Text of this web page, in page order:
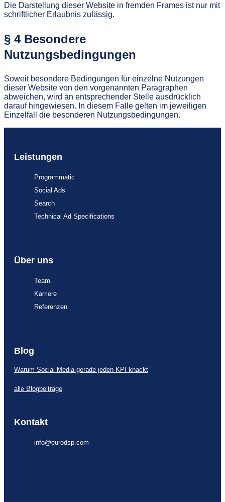
Die Darstellung dieser Website in fremden Frames ist nur mit
schriftlicher Erlaubnis zulässig.
§ 4 Besondere
Nutzungsbedingungen
Soweit besondere Bedingungen für einzelne Nutzungen
dieser Website von den vorgenannten Paragraphen
abweichen, wird an entsprechender Stelle ausdrücklich
darauf hingewiesen. In diesem Falle gelten im jeweiligen
Einzelfall die besonderen Nutzungsbedingungen.
Leistungen
Programmatic
Social Ads
Search
Technical Ad Specifications
Über uns
Team
Karriere
Referenzen
Blog
Warum Social Media gerade jeden KPI knackt
alle Blogbeiträge
Kontakt
info@eurodsp.com